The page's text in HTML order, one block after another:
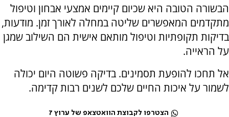
הבשורה הטובה היא שכיום קיימים אמצעי אבחון וטיפול
מתקדמים המאפשרים שליטה במחלה לאורך זמן. מודעות,
בדיקות תקופתיות וטיפול מותאם אישית הם השילוב שמגן
על הראייה.
אל תחכו להופעת תסמינים. בדיקה פשוטה היום יכולה
לשמור על איכות החיים שלכם לשנים רבות קדימה.
הצטרפו לקבוצת הוואטצאפ של ערוץ 7